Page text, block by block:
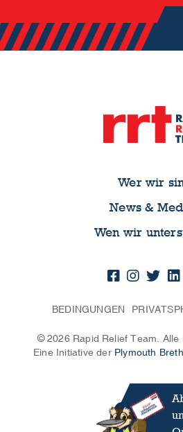
Wer wir
News &
Wen wir
BEDINGUNGEN
© 2026 Rapid Relief Team. Alle
Eine Initiative der Plymouth